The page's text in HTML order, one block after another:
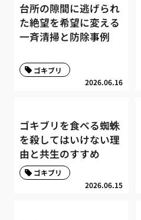
台所の隙間に逃げられ
た絶望を希望に変える
一斉清掃と防除事例
2026.06.16
ゴキブリ
ゴキブリを食べる蜘蛛
を殺してはいけない理
由と共生のすすめ
2026.06.15
ゴキブリ